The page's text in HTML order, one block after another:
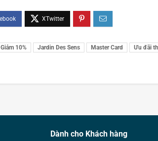
Giảm 10% Jardin Des Sens Master Card Ưu đãi
Dành cho Khách hàng